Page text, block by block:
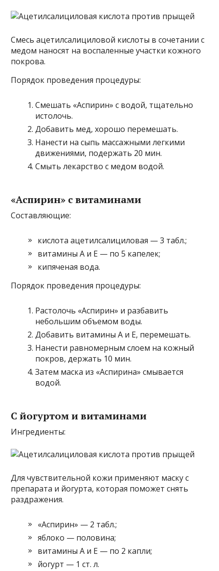
Смесь ацетилсалициловой кислоты в сочетании с
медом наносят на воспаленные участки кожного
покрова.
Порядок проведения процедуры:
Смешать «Аспирин» с водой, тщательно
истолочь.
Добавить мед, хорошо перемешать.
Нанести на сыпь массажными легкими
движениями, подержать 20 мин.
Смыть лекарство с медом водой.
«Аспирин» с витаминами
Составляющие:
кислота ацетилсалициловая — 3 табл.;
витамины А и Е — по 5 капелек;
кипяченая вода.
Порядок проведения процедуры:
Растолочь «Аспирин» и разбавить
небольшим объемом воды.
Добавить витамины А и Е, перемешать.
Нанести равномерным слоем на кожный
покров, держать 10 мин.
Затем маска из «Аспирина» смывается
водой.
С йогуртом и витаминами
Ингредиенты:
Для чувствительной кожи применяют маску с
препарата и йогурта, которая поможет снять
раздражения.
«Аспирин» — 2 табл.;
яблоко — половина;
витамины А и Е — по 2 капли;
йогурт — 1 ст. л.